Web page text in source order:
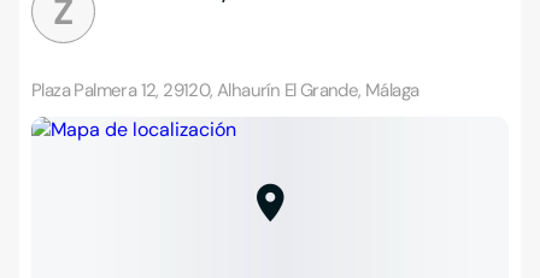
Z
Plaza Palmera 12, 29120, Alhaurín El Grande, Málaga